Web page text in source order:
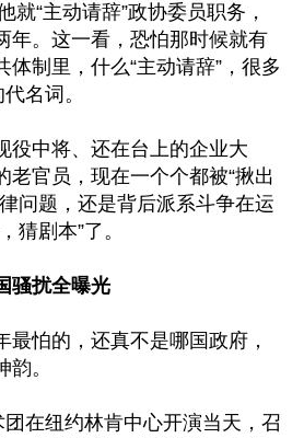
就“主动请辞”政协委员职务，
年。这一看，恐怕那时候就有
体制里，什么“主动请辞”，很多
名词。
役中将、还在台上的企业大
老官员，现在一个个都被“揪出
问题，还是背后派系斗争在运
猜剧本”了。
骚扰全曝光
最怕的，还真不是哪国政府，
。
在纽约林肯中心开演当天，召